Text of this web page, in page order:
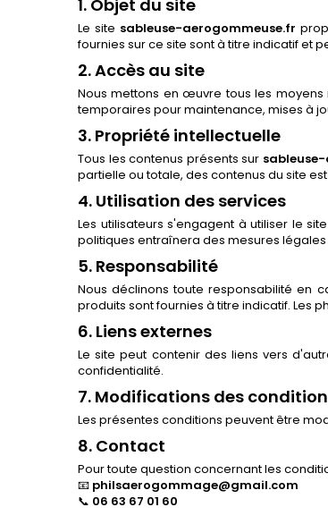
1. Objet du site
Le site sableuse-aerogommeuse.fr
fournies sur ce site sont à titre indicatif et
2.Accès au site
Nous mettons en œuvre tous les
temporaires pour maintenance, mises à
3. Propriété intellectuelle
Tous les contenus présents sur
partielle ou totale, des contenus du site
4. Utilisation des services
Les utilisateurs s'engagent à utiliser le
politiques entraînera des mesures
5. Responsabilité
Nous déclinons toute responsabilité en
produits sont fournies à titre indicatif. Les
6. Liens externes
Le site peut contenir des liens vers
confidentialité.
7. Modifications des
Les présentes conditions peuvent être
8. Contact
Pour toute question concernant les
📧 philsaerogommage@gmail.com
📞 06 63 67 01 60